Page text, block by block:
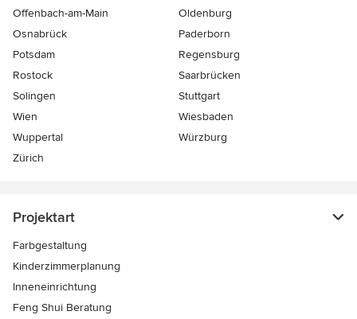
Offenbach-am-Main
Oldenburg
Osnabrück
Paderborn
Potsdam
Regensburg
Rostock
Saarbrücken
Solingen
Stuttgart
Wien
Wiesbaden
Wuppertal
Würzburg
Zürich
Projektart
Farbgestaltung
Kinderzimmerplanung
Inneneinrichtung
Feng Shui Beratung